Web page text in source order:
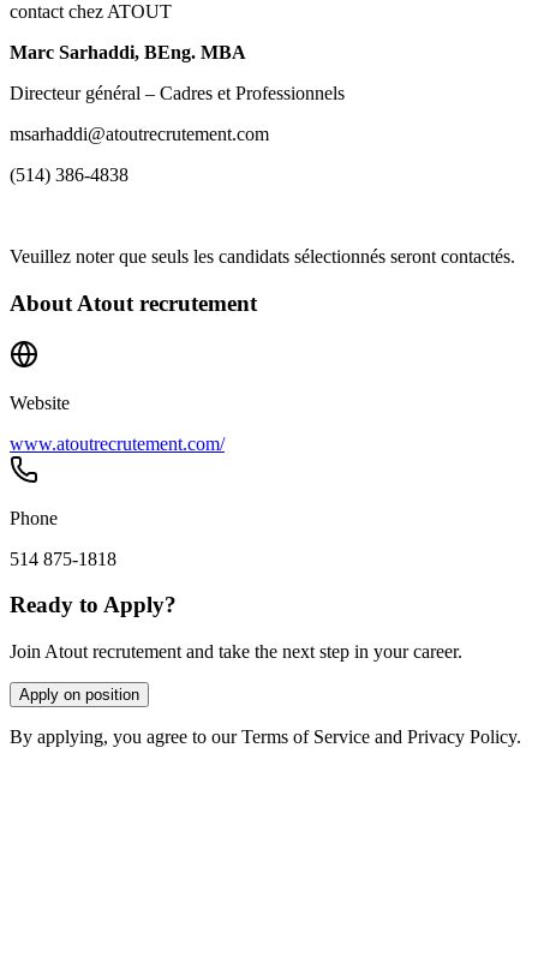
contact chez ATOUT
Marc Sarhaddi, BEng. MBA
Directeur général – Cadres et Professionnels
msarhaddi@atoutrecrutement.com
(514) 386-4838
Veuillez noter que seuls les candidats sélectionnés seront contactés.
About Atout recrutement
Website
www.atoutrecrutement.com/
Phone
514 875-1818
Ready to Apply?
Join Atout recrutement and take the next step in your career.
Apply on position
By applying, you agree to our Terms of Service and Privacy Policy.